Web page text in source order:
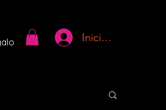
Iniciar sesión